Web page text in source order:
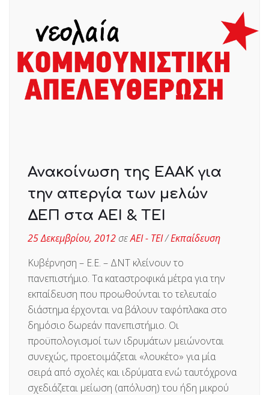
Ανακοίνωση της ΕΑΑΚ για
την απεργία των μελών
ΔΕΠ στα ΑΕΙ & ΤΕΙ
25 Δεκεμβρίου, 2012σεΑΕΙ - ΤΕΙ/Εκπαίδευση
Κυβέρνηση – Ε.Ε. – ΔΝΤ κλείνουν το
πανεπιστήμιο. Τα καταστροφικά μέτρα για την
εκπαίδευση που προωθούνται το τελευταίο
διάστημα έρχονται να βάλουν ταφόπλακα στο
δημόσιο δωρεάν πανεπιστήμιο. Οι
προϋπολογισμοί των ιδρυμάτων μειώνονται
συνεχώς, προετοιμάζεται «λουκέτο» για μία
σειρά από σχολές και ιδρύματα ενώ ταυτόχρονα
σχεδιάζεται μείωση (απόλυση) του ήδη μικρού